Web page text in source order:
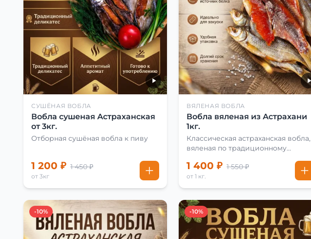
СУШЁНАЯ ВОБЛА
Вобла сушеная Астраханская
от 3кг.
Отборная сушёная вобла к пиву
1 200 ₽ 1 450 ₽
от 3кг
ВЯЛЕНАЯ ВОБЛА
Вобла вяленая из Астрахани
1кг.
Классическая астраханская вобла,
вяленая по традиционному
1 400 ₽ 1 550 ₽
от 1 кг.
-10% -10%